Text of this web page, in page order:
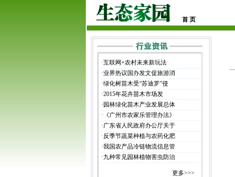
首 页
·互联网+农村未来新玩法
·业界热议国办发文促旅游消
·绿化树苗木受“苏迪罗”侵
·2015年花卉苗木市场发
· 园林绿化苗木产业发展总体
· 《广州市农家乐管理办法》
·广东省人民政府办公厅关于
·反季节蔬菜种植与农药化肥
·我国农产品冷链物流信息管
·九种常见园林植物害虫防治
更多>>>